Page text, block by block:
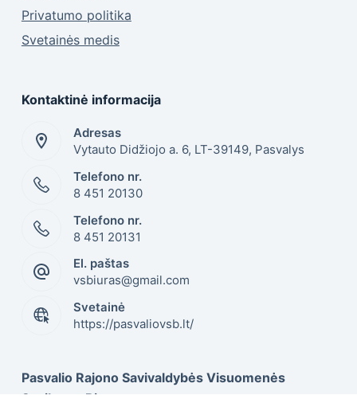
Privatumo politika
Svetainės medis
Kontaktinė informacija
Adresas
Vytauto Didžiojo a. 6, LT-39149, Pasvalys
Telefono nr.
8 451 20130
Telefono nr.
8 451 20131
El. paštas
vsbiuras@gmail.com
Svetainė
https://pasvaliovsb.lt/
Pasvalio Rajono Savivaldybės Visuomenės
Sveikatos Biuras